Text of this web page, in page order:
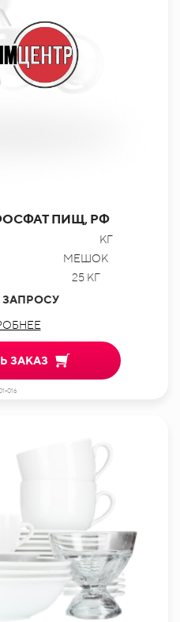
ПИЩ, РФ
КГ
МЕШОК
25 КГ
ЗАПРОСУ
ЗАКАЗ
016